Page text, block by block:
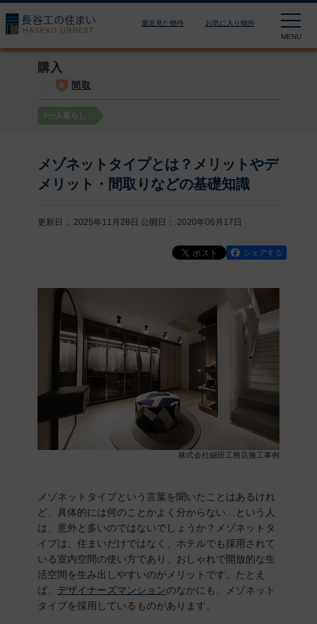
長谷工の住まい
最近見た物件
お気に入り物件
MENU
購入
8 間取
#一人暮らし
メゾネットタイプとは？メリットやデ
メリット・間取りなどの基礎知識
更新日： 2025年11月28日 公開日： 2020年06月17日
シェアする
株式会社細田工務店施工事例
メゾネットタイプという言葉を聞いたことはあるけれ
ど、具体的には何のことかよく分からない…という人
は、意外と多いのではないでしょうか？メゾネットタ
イプは、住まいだけではなく、ホテルでも採用されて
いる室内空間の使い方であり、おしゃれで開放的な生
活空間を生み出しやすいのがメリットです。たとえ
ば、 デザイナーズマンションのなかにも、メゾネット
タイプを採用しているものがあります。